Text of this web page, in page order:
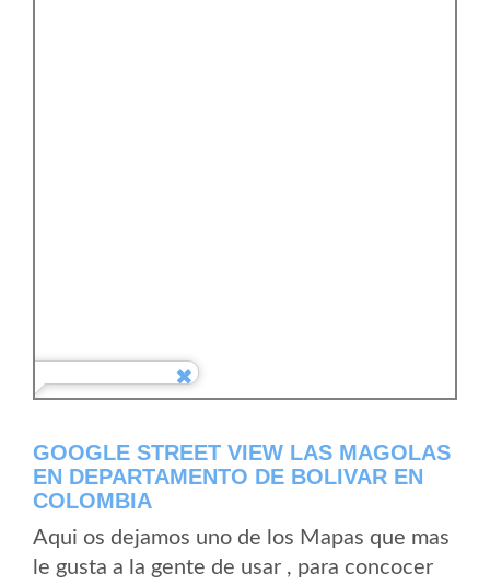
GOOGLE STREET VIEW LAS MAGOLAS
EN DEPARTAMENTO DE BOLIVAR EN
COLOMBIA
Aqui os dejamos uno de los Mapas que mas
le gusta a la gente de usar , para concocer